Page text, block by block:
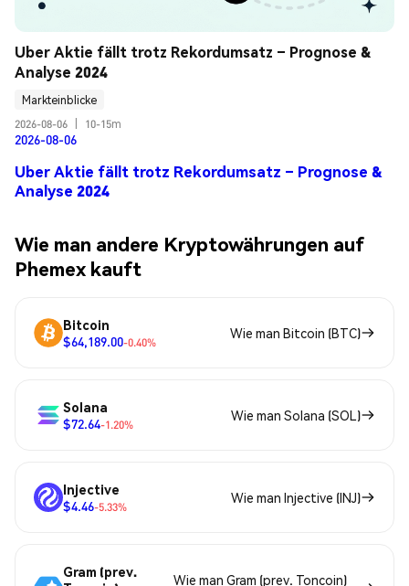
Uber Aktie fällt trotz Rekordumsatz – Prognose &
Analyse 2024
Markteinblicke
2026-08-06
10-15m
2026-08-06
Uber Aktie fällt trotz Rekordumsatz – Prognose &
Analyse 2024
Wie man andere Kryptowährungen auf
Phemex kauft
Bitcoin
$64,189.00-0.40%
Wie man Bitcoin (BTC)
Solana
$72.64-1.20%
Wie man Solana (SOL)
Injective
$4.46-5.33%
Wie man Injective (INJ)
Gram (prev.
Wie man Gram (prev. Toncoin)